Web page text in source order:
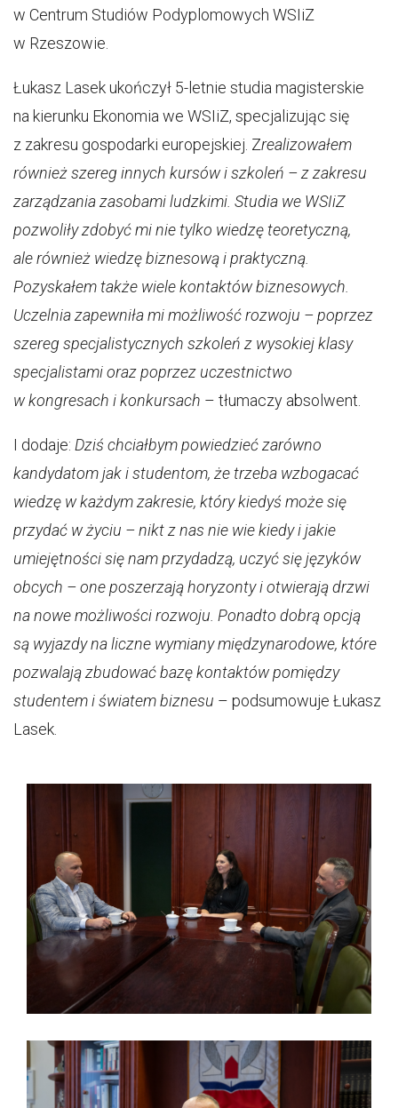
w Centrum Studiów Podyplomowych WSIiZ
w Rzeszowie.
Łukasz Lasek ukończył 5-letnie studia magisterskie
na kierunku Ekonomia we WSIiZ, specjalizując się
z zakresu gospodarki europejskiej. Zrealizowałem
również szereg innych kursów i szkoleń – z zakresu
zarządzania zasobami ludzkimi. Studia we WSIiZ
pozwoliły zdobyć mi nie tylko wiedzę teoretyczną,
ale również wiedzę biznesową i praktyczną.
Pozyskałem także wiele kontaktów biznesowych.
Uczelnia zapewniła mi możliwość rozwoju – poprzez
szereg specjalistycznych szkoleń z wysokiej klasy
specjalistami oraz poprzez uczestnictwo
w kongresach i konkursach – tłumaczy absolwent.
I dodaje: Dziś chciałbym powiedzieć zarówno
kandydatom jak i studentom, że trzeba wzbogacać
wiedzę w każdym zakresie, który kiedyś może się
przydać w życiu – nikt z nas nie wie kiedy i jakie
umiejętności się nam przydadzą, uczyć się języków
obcych – one poszerzają horyzonty i otwierają drzwi
na nowe możliwości rozwoju. Ponadto dobrą opcją
są wyjazdy na liczne wymiany międzynarodowe, które
pozwalają zbudować bazę kontaktów pomiędzy
studentem i światem biznesu – podsumowuje Łukasz
Lasek.